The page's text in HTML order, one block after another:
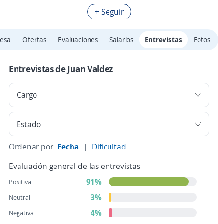
+ Seguir
Ofertas Evaluaciones Salarios Entrevistas Fotos
Entrevistas de Juan Valdez
Ordenar por Fecha |
Dificultad
Evaluación general de las entrevistas
Positiva 91%
Neutral 3%
Negativa
4%